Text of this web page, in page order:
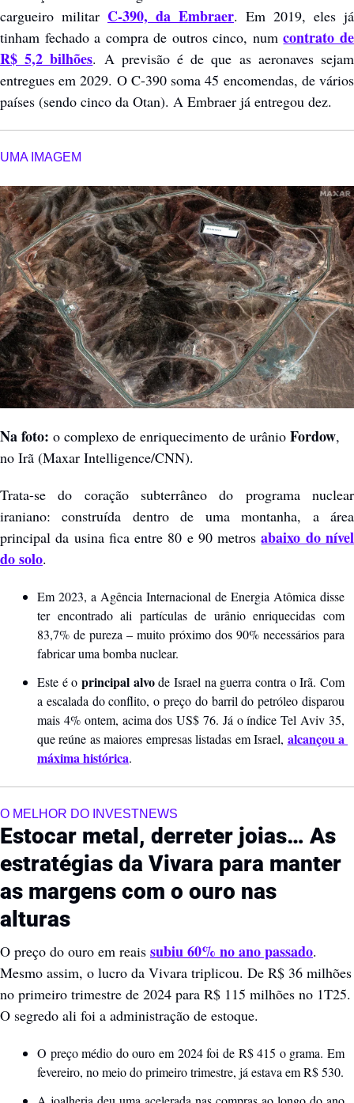
cargueiro militar C-390, da Embraer. Em 2019, eles já
tinham fechado a compra de outros cinco, num contrato de
R$ 5,2 bilhões. A previsão é de que as aeronaves sejam
entregues em 2029. O C-390 soma 45 encomendas, de vários
países (sendo cinco da Otan). A Embraer já entregou dez.
UMA IMAGEM
Na foto: o complexo de enriquecimento de urânio Fordow,
no Irã (Maxar Intelligence/CNN).
Trata-se do coração subterrâneo do programa nuclear
iraniano: construída dentro de uma montanha, a área
principal da usina fica entre 80 e 90 metros abaixo do nível
do solo.
Em 2023, a Agência Internacional de Energia Atômica disse
ter encontrado ali partículas de urânio enriquecidas com
83,7% de pureza – muito próximo dos 90% necessários para
fabricar uma bomba nuclear.
Este é o principal alvo de Israel na guerra contra o Irã. Com
a escalada do conflito, o preço do barril do petróleo disparou
mais 4% ontem, acima dos US$ 76. Já o índice Tel Aviv 35,
que reúne as maiores empresas listadas em Israel, alcançou a
máxima histórica.
O MELHOR DO INVESTNEWS
Estocar metal, derreter joias… As
estratégias da Vivara para manter
as margens com o ouro nas
alturas
O preço do ouro em reais subiu 60% no ano passado.
Mesmo assim, o lucro da Vivara triplicou. De R$ 36 milhões
no primeiro trimestre de 2024 para R$ 115 milhões no 1T25.
O segredo ali foi a administração de estoque.
O preço médio do ouro em 2024 foi de R$ 415 o grama. Em
fevereiro, no meio do primeiro trimestre, já estava em R$ 530.